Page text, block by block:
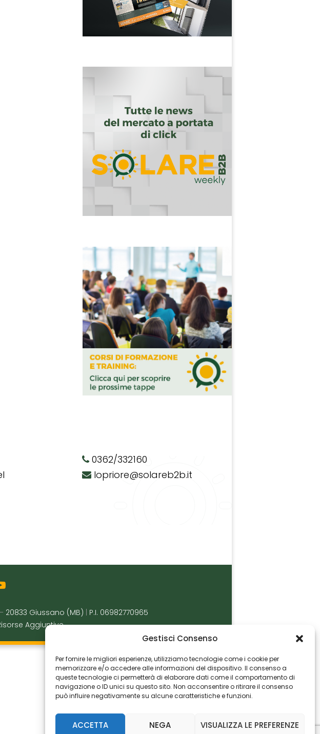
Gestisci Consenso
Per fornire le migliori esperienze, utilizziamo tecnologie come i cookie per
memorizzare e/o accedere alle informazioni del dispositivo. Il consenso a
queste tecnologie ci permetterà di elaborare dati come il comportamento di
navigazione o ID unici su questo sito. Non acconsentire o ritirare il consenso
può influire negativamente su alcune caratteristiche e funzioni.
ACCETTA NEGA VISUALIZZA LE PREFERENZE
0362/332160
lopriore@solareb2b.it
– 20833 Giussano (MB)
P.I. 06982770965
Aggiuntive